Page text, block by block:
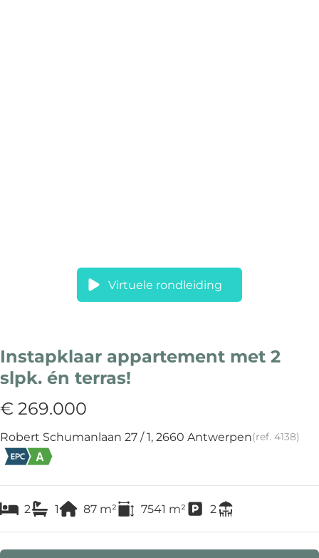
Virtuele rondleiding
Instapklaar appartement met 2
slpk. én terras!
€ 269.000
Robert Schumanlaan 27 / 1, 2660 Antwerpen(ref. 4138)
2 1 87 m² 7541 m² 2